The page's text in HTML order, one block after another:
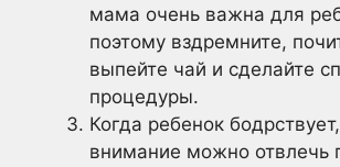
мама очень важна для
поэтому вздремните,
выпейте чай и сделайте
процедуры.
Когда ребенок
внимание можно отвлечь